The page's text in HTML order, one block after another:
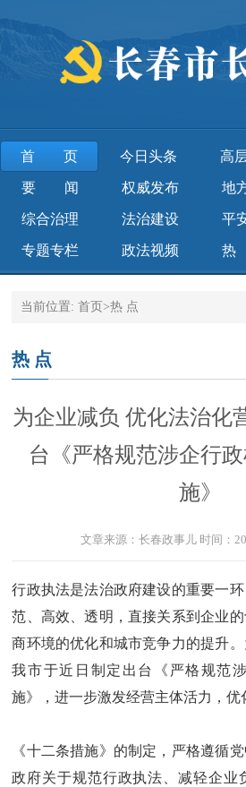
首页 今日头条 高
要 闻 权威发布 地
综合治理 法治建设 平
专题专栏 政法视频
当前位置:首页>热 点
热 点
为企业减负 优化法治化
台《严格规范涉企行
施》
文章来源：长春政事儿 时间：
行政执法是法治政府建设的重要一
范、高效、透明，直接关系到企业
商环境的优化和城市竞争力的提升。
我市于近日制定出台《严格规范
施》，进一步激发经营主体活力，优
《十二条措施》的制定，严格遵循
政府关于规范行政执法、减轻企业